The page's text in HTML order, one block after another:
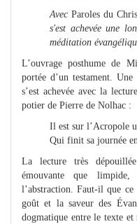
Avec Paroles du
s'est achevée une
méditation
L’ouvrage posthume de
portée d’un testament.
s’est achevée avec la
potier de Pierre de Nolhac :
Il est sur l’Acropole
Qui finit sa journée
La lecture très
émouvante que
l’abstraction. Faut-il que
goût et la saveur des
dogmatique entre le texte et